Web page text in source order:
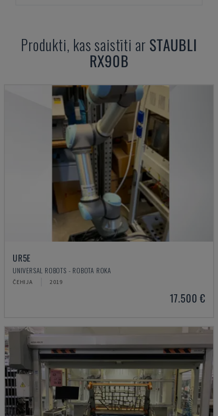
Produkti, kas saistīti ar STAUBLI
RX90B
UR5E
UNIVERSAL ROBOTS - ROBOTA ROKA
ČEHIJA 2019
17.500 €